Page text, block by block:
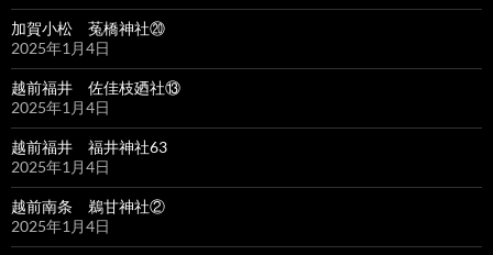
加賀小松 菟橋神社⑳
2025年1月4日
越前福井 佐佳枝廼社⑬
2025年1月4日
越前福井 福井神社63
2025年1月4日
越前南条 鵜甘神社②
2025年1月4日